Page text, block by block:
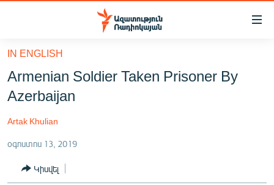
Մատչելիության
հիմնական
բովանդակությանը
Անցնել
հիմնական
մենյուին
ՔԱՂԱՔԱԿԱՆ
ԻՐԱՎՈՒՆՔ
ՀԱՍԱՐԱԿՈՒԹՅՈՒՆ
IN ENGLISH
Armenian Soldier Taken Prisoner By
Azerbaijan
Artak Khulian
օգոստոս 13, 2019
Կիսվել